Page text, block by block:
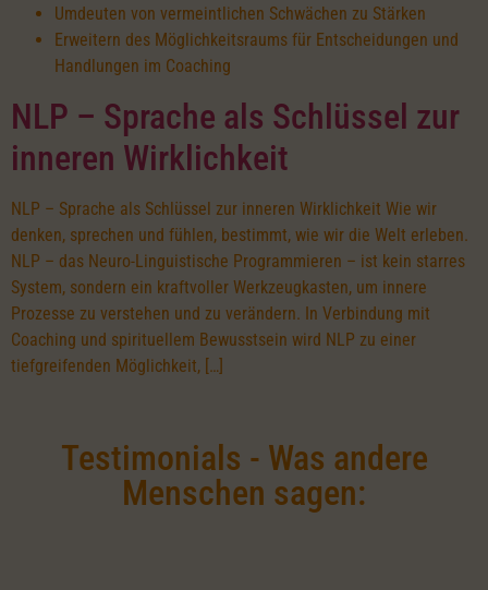
Umdeuten von vermeintlichen Schwächen zu Stärken
Erweitern des Möglichkeitsraums für Entscheidungen und
Handlungen im Coaching
NLP – Sprache als Schlüssel zur
inneren Wirklichkeit
NLP – Sprache als Schlüssel zur inneren Wirklichkeit Wie wir
denken, sprechen und fühlen, bestimmt, wie wir die Welt erleben.
NLP – das Neuro-Linguistische Programmieren – ist kein starres
System, sondern ein kraftvoller Werkzeugkasten, um innere
Prozesse zu verstehen und zu verändern. In Verbindung mit
Coaching und spirituellem Bewusstsein wird NLP zu einer
tiefgreifenden Möglichkeit, […]
Testimonials - Was andere
Menschen sagen: